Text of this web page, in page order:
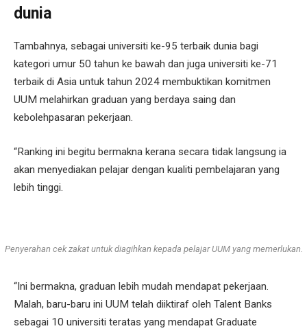
dunia
Tambahnya, sebagai universiti ke-95 terbaik dunia bagi
kategori umur 50 tahun ke bawah dan juga universiti ke-71
terbaik di Asia untuk tahun 2024 membuktikan komitmen
UUM melahirkan graduan yang berdaya saing dan
kebolehpasaran pekerjaan.
“Ranking ini begitu bermakna kerana secara tidak langsung ia
akan menyediakan pelajar dengan kualiti pembelajaran yang
lebih tinggi.
Penyerahan cek zakat untuk diagihkan kepada pelajar UUM yang memerlukan.
“Ini bermakna, graduan lebih mudah mendapat pekerjaan.
Malah, baru-baru ini UUM telah diiktiraf oleh Talent Banks
sebagai 10 universiti teratas yang mendapat Graduate